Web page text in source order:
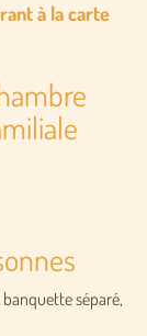
à la carte
séparé,